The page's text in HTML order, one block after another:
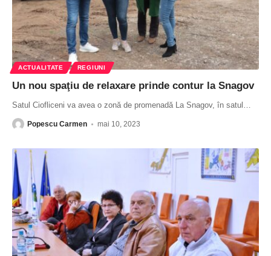
ACTUALITATE REGIUNI
Un nou spaţiu de relaxare prinde contur la Snagov
Satul Ciofliceni va avea o zonă de promenadă La Snagov, în satul …
Popescu Carmen mai 10, 2023